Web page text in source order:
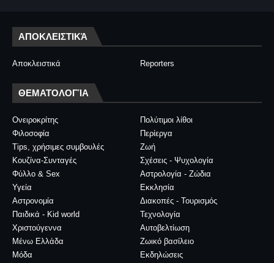
ΑΠΟΚΛΕΙΣΤΙΚΆ
Αποκλειστικά Reporters
ΘΕΜΑΤΟΛΟΓΊΑ
Ονειροκρίτης
Πολύτιμοι λίθοι
Φιλοσοφία
Περίεργα
Tips, χρήσιμες συμβουλές
Ζωή
Κουζίνα-Συνταγές
Σχέσεις - Ψυχολογία
Φύλλο & Sex
Αστρολογία - Ζώδια
Υγεία
Εκκλησία
Αστρονομία
Διακοπές - Τουρισμός
Παιδικά - Kid world
Τεχνολογία
Χριστούγεννα
Αυτοβελτίωση
Μένω Ελλάδα
Ζωικό βασίλειο
Μόδα
Εκδηλώσεις